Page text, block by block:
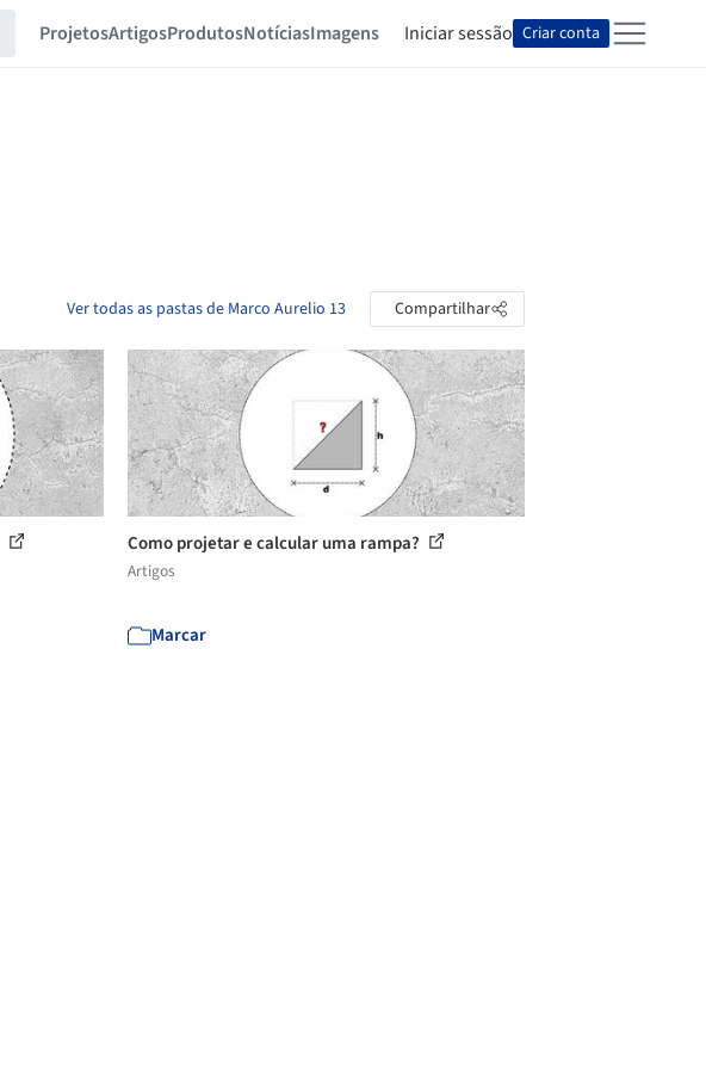
ProjetosArtigosProdutosNotíciasImagens Iniciar sessão Criar conta
Ver todas as pastas de Marco Aurelio 13 Compartilhar
Como projetar e calcular uma rampa?
Artigos
Marcar